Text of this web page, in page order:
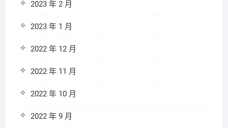
2023 年 2 月
2023 年 1 月
2022 年 12 月
2022 年 11 月
2022 年 10 月
2022 年 9 月